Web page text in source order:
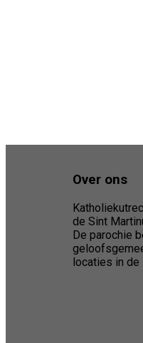
Over ons
de Sint
De parochie
locaties in de